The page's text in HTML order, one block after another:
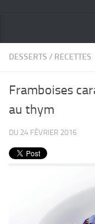
ACTUALITÉ
DESSERTS / RECETTES
Framboises
au thym
DU 24 FÉVRIER 2016